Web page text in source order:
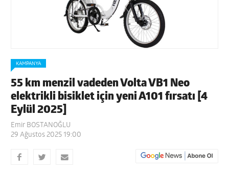
KAMPANYA
55 km menzil vadeden Volta VB1 Neo
elektrikli bisiklet için yeni A101 fırsatı [4
Eylül 2025]
Emir BOSTANOĞLU
29 Ağustos 2025 19:00